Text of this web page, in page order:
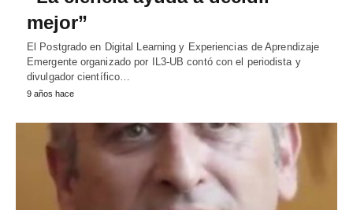
mejor”
El Postgrado en Digital Learning y Experiencias de Aprendizaje
Emergente organizado por IL3-UB contó con el periodista y
divulgador científico…
9 años hace